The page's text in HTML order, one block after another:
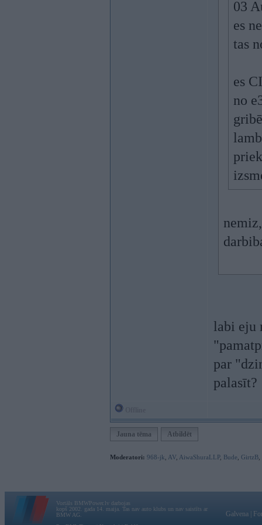
03
es
tas
es
no
labi eju
par
palasīt?
Jauna tēma Atbildēt
Moderatori: 968-jk AV AiwaShuraLLP, Bude GirtzB
Vortāls BMWPower.lv darbojas
kopš 2002. gada 14. maija. Tas nav auto klubs un nav saistīts ar
BMW AG.
Galvena